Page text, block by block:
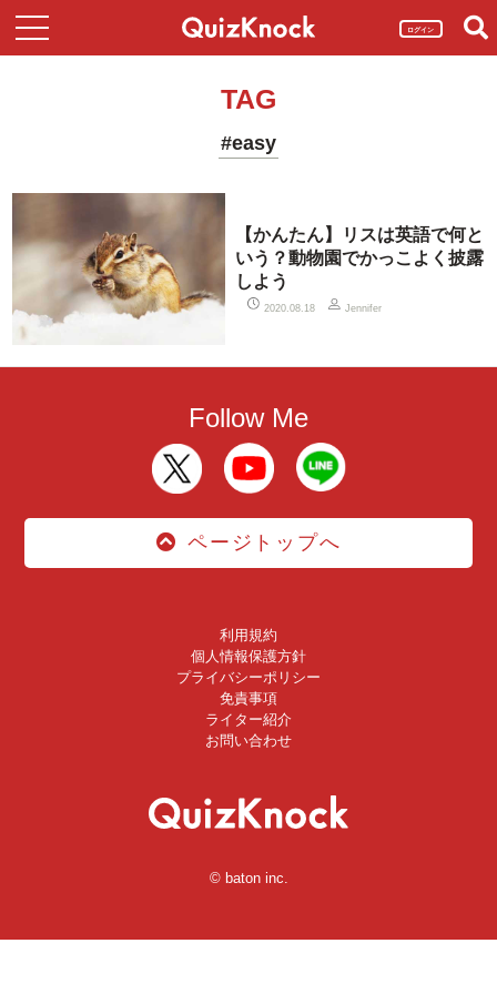
ログイン
TAG
#easy
【かんたん】リスは英語で何と
いう？動物園でかっこよく披露
しよう
2020.08.18 Jennifer
Follow Me
ページトップへ
利用規約
個人情報保護方針
プライバシーポリシー
免責事項
ライター紹介
お問い合わせ
© baton inc.